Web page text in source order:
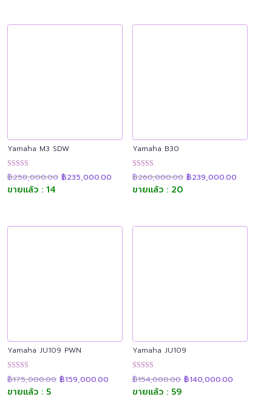
Yamaha M3 SDW
ให้คะแนน
4.87
ตั้งแต่ 1-5
฿258,000.00 Original
price
฿235,000.00 Current
฿235,000.00.
ขายแล้ว : 14
Yamaha B30
ให้คะแนน
4.91
ตั้งแต่ 1-5
฿260,000.00 Original
price
฿239,000.00price
ขายแล้ว : 20
Yamaha JU109 PWN
ให้คะแนน
4.94
ตั้งแต่ 1-5
฿175,000.00 Original
price
฿159,000.00 Current
฿159,000.00.
ขายแล้ว : 5
Yamaha JU109
ให้คะแนน
4.89
ตั้งแต่ 1-5
฿154,000.00 Original
price
฿140,000.00price
ขายแล้ว : 59